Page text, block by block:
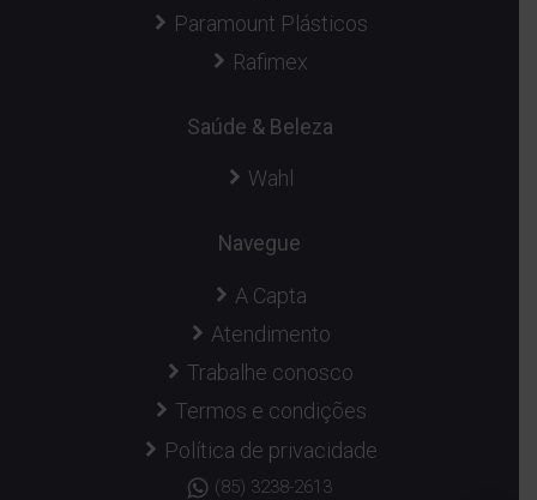
Paramount Plásticos
Rafimex
Saúde & Beleza
Wahl
Navegue
A Capta
Atendimento
Trabalhe conosco
Termos e condições
Política de privacidade
(85) 3238-2613